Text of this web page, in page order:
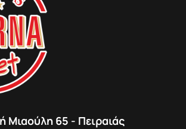
Μιαούλη 65 - Πειραιάς